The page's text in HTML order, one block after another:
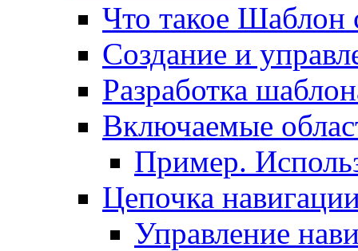
Что такое Шаблон
Создание и
Разработка
Включаемые
Пример.
Цепочка
Управление